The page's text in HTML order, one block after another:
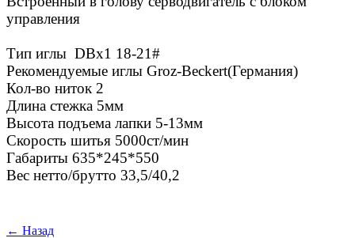
управления
Тип иглы DBx1 18-21#
Рекомендуемые иглы Groz-Beckert(Германия)
Кол-во ниток 2
Длина стежка 5мм
Высота подъема лапки 5-13мм
Скорость шитья 5000ст/мин
Габариты 635*245*550
Вес нетто/брутто 33,5/40,2
← Назад